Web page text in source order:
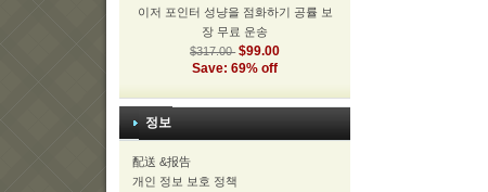
이저 포인터 성냥을 점화하기 공률 보
장 무료 운송
$317.00 $99.00
Save: 69% off
정보
配送 &报告
개인 정보 보호 정책